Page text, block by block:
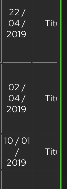
22 /
04 /
2019
02 /
04 /
2019
10 / 01
/
2019